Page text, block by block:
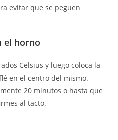
evitar que se peguen
el horno
Celsius y luego coloca la
en el centro del mismo.
20 minutos o hasta que
al tacto.